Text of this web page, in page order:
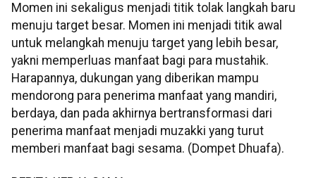
Momen ini sekaligus menjadi titik tolak langkah baru
menuju target besar. Momen ini menjadi titik awal
untuk melangkah menuju target yang lebih besar,
yakni memperluas manfaat bagi para mustahik.
Harapannya, dukungan yang diberikan mampu
mendorong para penerima manfaat yang mandiri,
berdaya, dan pada akhirnya bertransformasi dari
penerima manfaat menjadi muzakki yang turut
memberi manfaat bagi sesama. (Dompet Dhuafa).